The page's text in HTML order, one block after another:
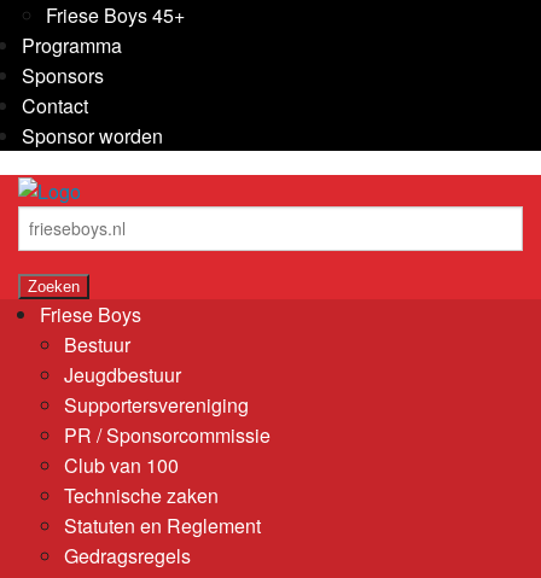
Friese Boys 45+
Programma
Sponsors
Contact
Sponsor worden
Friese Boys
Bestuur
Jeugdbestuur
Supportersvereniging
PR / Sponsorcommissie
Club van 100
Technische zaken
Statuten en Reglement
Gedragsregels